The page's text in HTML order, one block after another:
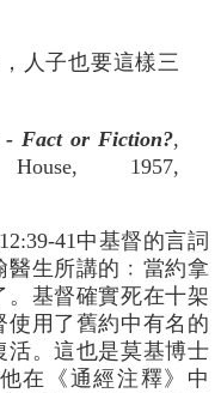
人子也要這樣三
- Fact or Fiction?,
House, 1957,
41中基督的言詞
醫生所講的﹕當約拿
基督確實死在十架
用了舊約中有名的
活。這也是莫基博士
在《通經注釋》中